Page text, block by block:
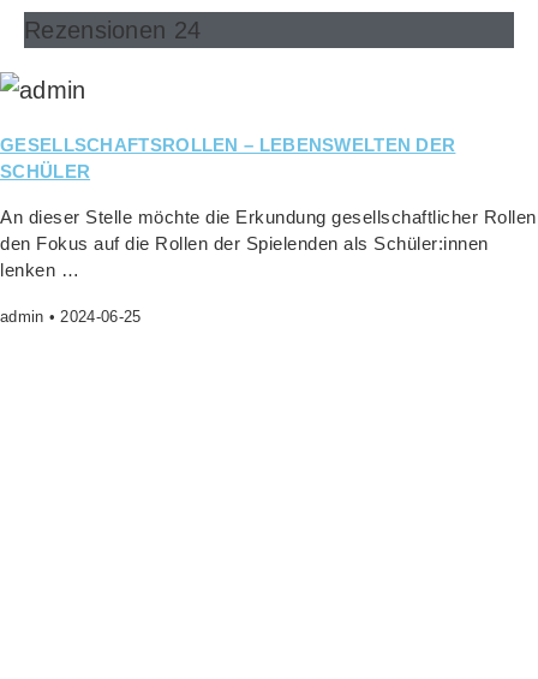
Rezensionen 24
GESELLSCHAFTSROLLEN – LEBENSWELTEN DER
SCHÜLER
An die­ser Stel­le möch­te die Erkun­dung gesell­schaft­li­cher Rol­len
den Fokus auf die Rol­len der Spie­len­den als Schüler:innen
lenken …
admin 2024-06-25